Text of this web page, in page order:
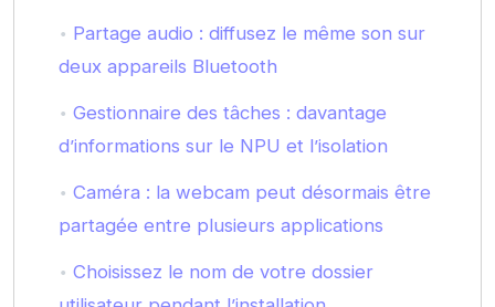
Partage audio : diffusez le même son sur
deux appareils Bluetooth
Gestionnaire des tâches : davantage
d’informations sur le NPU et l’isolation
Caméra : la webcam peut désormais être
partagée entre plusieurs applications
Choisissez le nom de votre dossier